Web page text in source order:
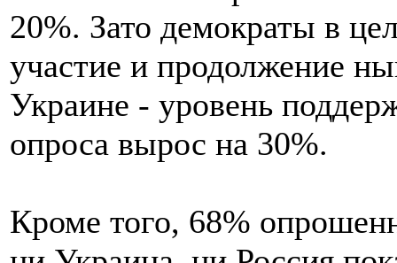
20%. Зато демократы в
участие и продолжение
Украине - уровень
опроса вырос на 30%.
Кроме того, 68%